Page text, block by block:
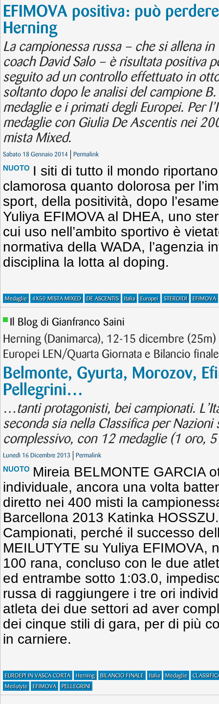
EFIMOVA positiva: può
Herning
La campionessa russa – che si allena
coach David Salo – è risultata positiva
seguito ad un controllo effettuato in
soltanto dopo le analisi del campione
medaglie e i primati degli Europei. Per
medaglie con Giulia De Ascentis nei
mista Mixed.
Sabato 18 Gennaio 2014 Permalink
NUOTO I siti di tutto il mondo
clamorosa quanto dolorosa per
sport, della positività, dopo
Yuliya EFIMOVA al DHEA, uno
cui uso nell’ambito sportivo è
normativa della WADA, l’agenzia
disciplina la lotta al doping.
Medaglie 4X50 MISTA MIXED DE ASCENTIS Italia Europei STEROIDI EFIMOVA
Il Blog di Gianfranco Saini
Herning (Danimarca), 12-15 dicembre
Europei LEN/Quarta Giornata e Bilancio finale
Belmonte, Gyurta, Morozov,
Pellegrini…
…tanti protagonisti, bei campionati.
seconda sia nella Classifica per Nazioni
complessivo, con 12 medaglie (1 oro,
Lunedì 16 Dicembre 2013 Permalink
NUOTO Mireia BELMONTE GARCIA
individuale, ancora una volta
diretto nei 400 misti la
Barcellona 2013 Katinka
Campionati, perché il successo
MEILUTYTE su Yuliya EFIMOVA,
100 rana, concluso con le due
ed entrambe sotto 1:03.0,
russa di raggiungere i tre ori
atleta dei due settori ad aver
dei cinque stili di gara, per di più
in carniere.
EUROEPI IN VASCA CORTA Herning BILANCIO FINALE Italia Medaglie
Meilutyte
EFIMOVA PELLEGRINI